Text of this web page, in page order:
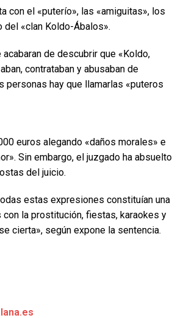
con el «puterío», las «amiguitas», los
del «clan Koldo-Ábalos».
de descubrir que «Koldo,
contrataban y abusaban de
personas hay que llamarlas «puteros
euros alegando «daños morales» e
Sin embargo, el juzgado ha absuelto
del juicio.
estas expresiones constituían una
la prostitución, fiestas, karaokes y
cierta», según expone la sentencia.